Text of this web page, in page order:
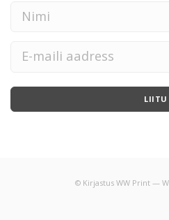
LIITU
© Kirjastus WW Print —